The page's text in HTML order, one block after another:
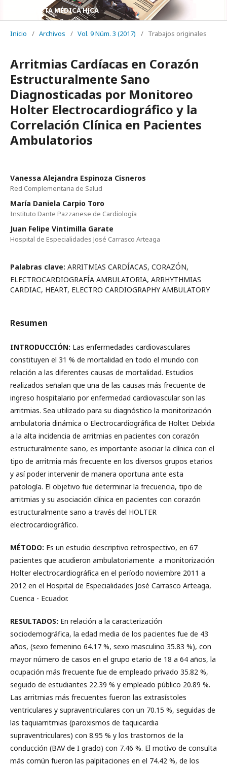
REVISTA MÉDICA HJCA
Inicio / Archivos / Vol. 9 Núm. 3 (2017) / Trabajos originales
Arritmias Cardíacas en Corazón
Estructuralmente Sano
Diagnosticadas por Monitoreo
Holter Electrocardiográfico y la
Correlación Clínica en Pacientes
Ambulatorios
Vanessa Alejandra Espinoza Cisneros
Red Complementaria de Salud
María Daniela Carpio Toro
Instituto Dante Pazzanese de Cardiología
Juan Felipe Vintimilla Garate
Hospital de Especialidades José Carrasco Arteaga
Palabras clave: ARRITMIAS CARDÍACAS, CORAZÓN,
ELECTROCARDIOGRAFÍA AMBULATORIA, ARRHYTHMIAS
CARDIAC, HEART, ELECTRO CARDIOGRAPHY AMBULATORY
Resumen
INTRODUCCIÓN: Las enfermedades cardiovasculares
constituyen el 31 % de mortalidad en todo el mundo con
relación a las diferentes causas de mortalidad. Estudios
realizados señalan que una de las causas más frecuente de
ingreso hospitalario por enfermedad cardiovascular son las
arritmias. Sea utilizado para su diagnóstico la monitorización
ambulatoria dinámica o Electrocardiográfica de Holter. Debida
a la alta incidencia de arritmias en pacientes con corazón
estructuralmente sano, es importante asociar la clínica con el
tipo de arritmia más frecuente en los diversos grupos etarios
y así poder intervenir de manera oportuna ante esta
patología. El objetivo fue determinar la frecuencia, tipo de
arritmias y su asociación clínica en pacientes con corazón
estructuralmente sano a través del HOLTER
electrocardiográfico.
MÉTODO: Es un estudio descriptivo retrospectivo, en 67
pacientes que acudieron ambulatoriamente a monitorización
Holter electrocardiográfica en el período noviembre 2011 a
2012 en el Hospital de Especialidades José Carrasco Arteaga,
Cuenca - Ecuador.
RESULTADOS: En relación a la caracterización
sociodemográfica, la edad media de los pacientes fue de 43
años, (sexo femenino 64.17 %, sexo masculino 35.83 %), con
mayor número de casos en el grupo etario de 18 a 64 años, la
ocupación más frecuente fue de empleado privado 35.82 %,
seguido de estudiantes 22.39 % y empleado público 20.89 %.
Las arritmias más frecuentes fueron las extrasístoles
ventriculares y supraventriculares con un 70.15 %, seguidas de
las taquiarritmias (paroxismos de taquicardia
supraventriculares) con 8.95 % y los trastornos de la
conducción (BAV de I grado) con 7.46 %. El motivo de consulta
más común fueron las palpitaciones en el 74.42 %, de los